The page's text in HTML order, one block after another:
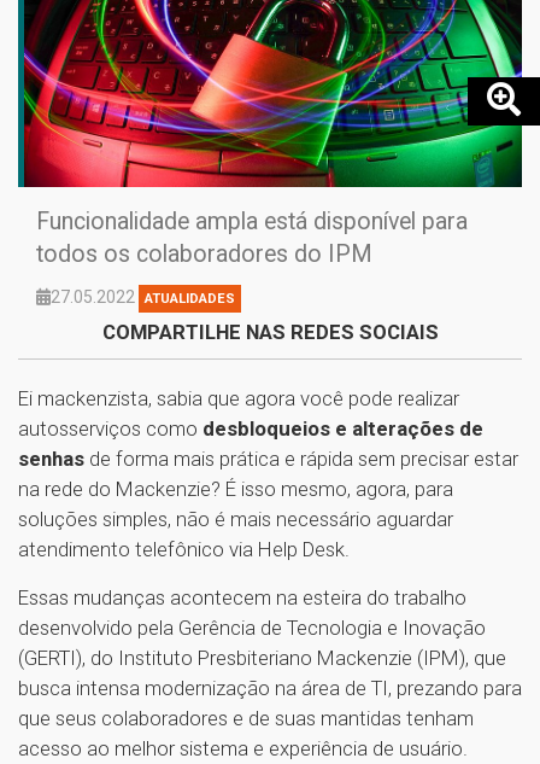
Funcionalidade ampla está disponível para
todos os colaboradores do IPM
27.05.2022 ATUALIDADES
COMPARTILHE NAS REDES SOCIAIS
Ei mackenzista, sabia que agora você pode realizar
autosserviços como desbloqueios e alterações de
senhas de forma mais prática e rápida sem precisar estar
na rede do Mackenzie? É isso mesmo, agora, para
soluções simples, não é mais necessário aguardar
atendimento telefônico via Help Desk.
Essas mudanças acontecem na esteira do trabalho
desenvolvido pela Gerência de Tecnologia e Inovação
(GERTI), do Instituto Presbiteriano Mackenzie (IPM), que
busca intensa modernização na área de TI, prezando para
que seus colaboradores e de suas mantidas tenham
acesso ao melhor sistema e experiência de usuário.